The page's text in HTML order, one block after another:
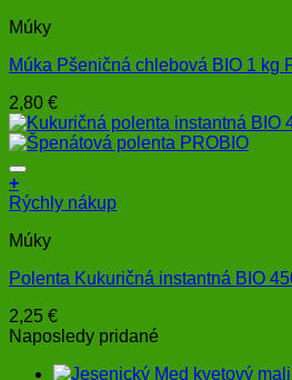
Múky
Múka Pšeničná chlebová BIO 1 kg
2,80 €
+
Rýchly nákup
Múky
Polenta Kukuričná instantná BIO
2,25 €
Naposledy pridané